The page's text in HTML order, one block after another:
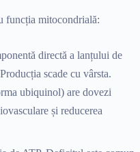
funcția mitocondrială:
directă a lanțului de
scade cu vârsta.
ubiquinol) are dovezi
și reducerea